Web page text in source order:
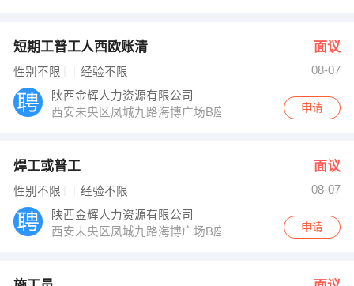
短期工普工人西欧账清 面议
性别不限 经验不限
08-07
陕西金辉人力资源有限公司
西安未央区凤城九路海博广场B座
申请
焊工或普工 面议
性别不限 经验不限
08-07
陕西金辉人力资源有限公司
西安未央区凤城九路海博广场B座
申请